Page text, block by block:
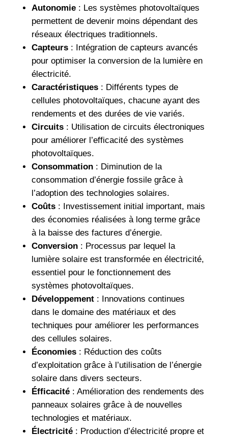
Autonomie: Les systèmes photovoltaïques
permettent de devenir moins dépendant des
réseaux électriques traditionnels.
Capteurs: Intégration de capteurs avancés
pour optimiser la conversion de la lumière en
électricité.
Caractéristiques: Différents types de
cellules photovoltaïques, chacune ayant des
rendements et des durées de vie variés.
Circuits: Utilisation de circuits électroniques
pour améliorer l’efficacité des systèmes
photovoltaïques.
Consommation: Diminution de la
consommation d’énergie fossile grâce à
l’adoption des technologies solaires.
Coûts: Investissement initial important, mais
des économies réalisées à long terme grâce
à la baisse des factures d’énergie.
Conversion: Processus par lequel la
lumière solaire est transformée en électricité,
essentiel pour le fonctionnement des
systèmes photovoltaïques.
Développement: Innovations continues
dans le domaine des matériaux et des
techniques pour améliorer les performances
des cellules solaires.
Économies: Réduction des coûts
d’exploitation grâce à l’utilisation de l’énergie
solaire dans divers secteurs.
Éfficacité: Amélioration des rendements des
panneaux solaires grâce à de nouvelles
technologies et matériaux.
Électricité: Production d’électricité propre et